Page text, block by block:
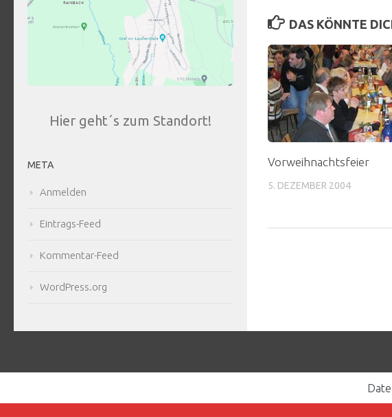
DAS KÖNNTE
Vorweihnachtsfeier
5. DEZEMBER 2004
Hier geht´s zum Standort!
META
Anmelden
Eintrags-Feed
Kommentar-Feed
WordPress.org